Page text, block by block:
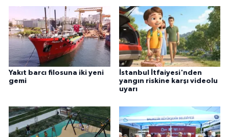
Yakıt barcı filosuna iki yeni
gemi
İstanbul İtfaiyesi'nden
yangın riskine karşı videolu
uyarı